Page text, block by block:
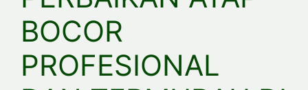
BOCOR
PROFESIONAL